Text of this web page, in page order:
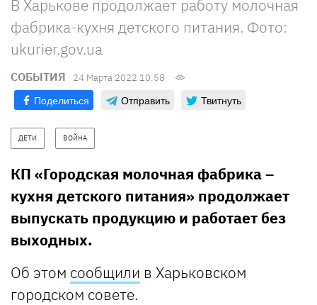
В Харькове продолжает работу молочная
фабрика-кухня детского питания. Фото:
ukurier.gov.ua
СОБЫТИЯ 24 Марта 2022 10:58
Поделиться Отправить Твитнуть
ДЕТИ ВОЙНА
КП «Городская молочная фабрика –
кухня детского питания» продолжает
выпускать продукцию и работает без
выходных.
Об этом сообщили в Харьковском
городском совете.